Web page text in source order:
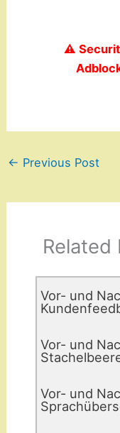
⚠️
← Previous Post
Related
Vor- und
Vor- und
Vor- und